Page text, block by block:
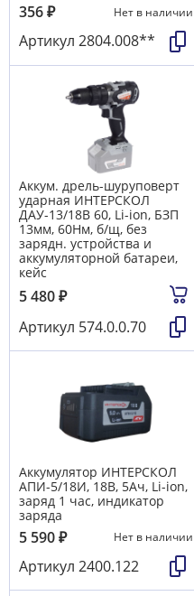
356₽ Нет в наличии
Артикул 2804.008**
Аккум. дрель-шуруповерт
ударная ИНТЕРСКОЛ
ДАУ-13/18В 60, Li-ion, БЗП
13мм, 60Нм, б/щ, без
зарядн. устройства и
аккумуляторной батареи,
кейс
5 480₽
Артикул 574.0.0.70
Аккумулятор ИНТЕРСКОЛ
АПИ-5/18И, 18В, 5Ач, Li-ion,
заряд 1 час, индикатор
заряда
5 590₽ Нет в наличии
Артикул 2400.122